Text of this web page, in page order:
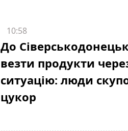
10:58
До
везти продукти
ситуацію: люди
цукор